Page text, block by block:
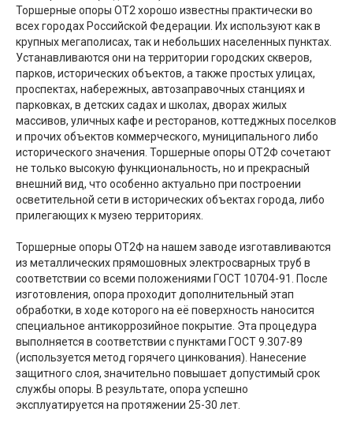
Торшерные опоры ОТ2 хорошо известны практически во
всех городах Российской Федерации. Их используют как в
крупных мегаполисах, так и небольших населенных пунктах.
Устанавливаются они на территории городских скверов,
парков, исторических объектов, а также простых улицах,
проспектах, набережных, автозаправочных станциях и
парковках, в детских садах и школах, дворах жилых
массивов, уличных кафе и ресторанов, коттеджных поселков
и прочих объектов коммерческого, муниципального либо
исторического значения. Торшерные опоры ОТ2Ф сочетают
не только высокую функциональность, но и прекрасный
внешний вид, что особенно актуально при построении
осветительной сети в исторических объектах города, либо
прилегающих к музею территориях.
Торшерные опоры ОТ2Ф на нашем заводе изготавливаются
из металлических прямошовных электросварных труб в
соответствии со всеми положениями ГОСТ 10704-91. После
изготовления, опора проходит дополнительный этап
обработки, в ходе которого на её поверхность наносится
специальное антикоррозийное покрытие. Эта процедура
выполняется в соответствии с пунктами ГОСТ 9.307-89
(используется метод горячего цинкования). Нанесение
защитного слоя, значительно повышает допустимый срок
службы опоры. В результате, опора успешно
эксплуатируется на протяжении 25-30 лет.